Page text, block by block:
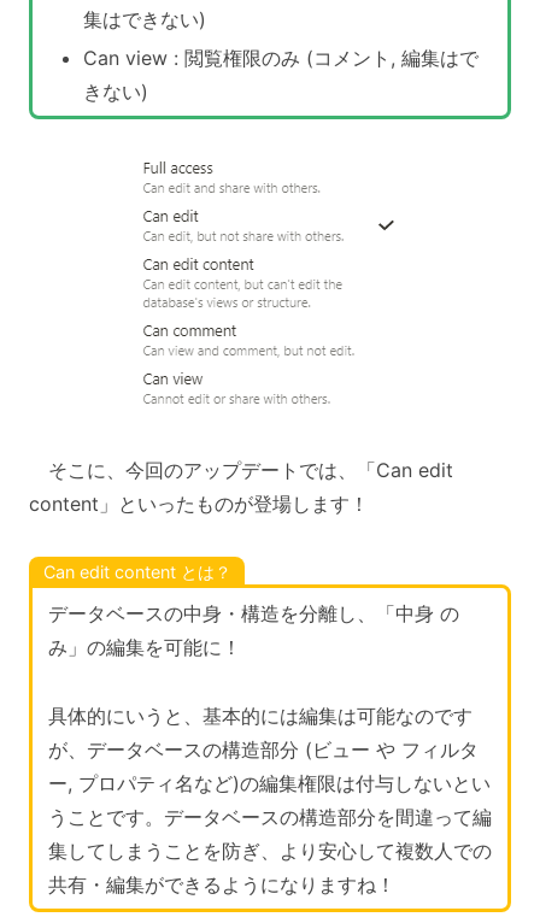
集はできない)
Can view : 閲覧権限のみ (コメント, 編集はで
きない)
そこに、今回のアップデートでは、「Can edit
content」といったものが登場します！
Can edit content とは？
データベースの中身・構造を分離し、「中身 の
み」の編集を可能に！
具体的にいうと、基本的には編集は可能なのです
が、データベースの構造部分 (ビュー や フィルタ
ー, プロパティ名など)の編集権限は付与しないとい
うことです。データベースの構造部分を間違って編
集してしまうことを防ぎ、より安心して複数人での
共有・編集ができるようになりますね！